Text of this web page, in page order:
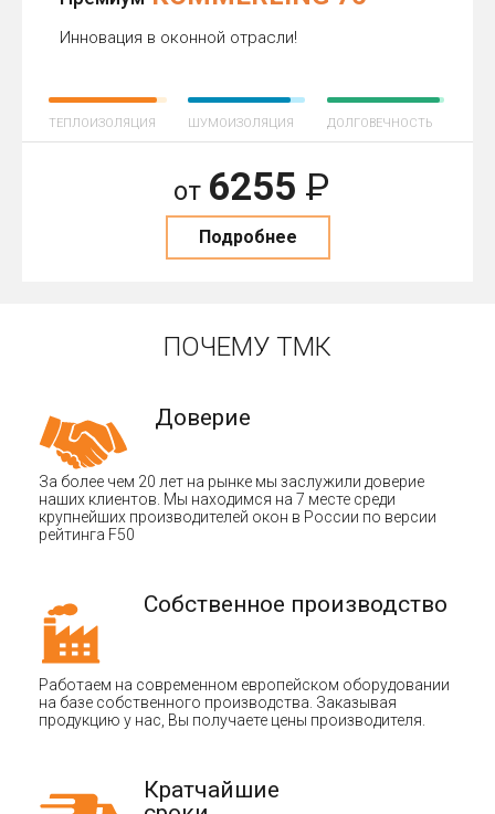
Инновация в оконной отрасли!
ТЕПЛОИЗОЛЯЦИЯ ШУМОИЗОЛЯЦИЯ ДОЛГОВЕЧНОСТЬ
от 6255Р
Подробнее
ПОЧЕМУ ТМК
Доверие
За более чем 20 лет на рынке мы заслужили доверие
наших клиентов. Мы находимся на 7 месте среди
крупнейших производителей окон в России по версии
рейтинга F50
Собственное производство
Работаем на современном европейском оборудовании
на базе собственного производства. Заказывая
продукцию у нас, Вы получаете цены производителя.
Кратчайшие